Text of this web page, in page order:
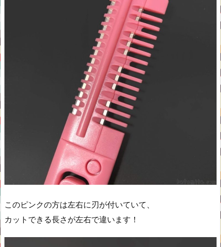
このピンクの方は左右に刃が付いていて、
カットできる長さが左右で違います！